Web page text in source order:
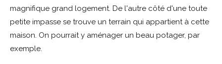
magnifique grand logement. De l'autre côté d'une toute
petite impasse se trouve un terrain qui appartient à cette
maison. On pourrait y aménager un beau potager, par
exemple.